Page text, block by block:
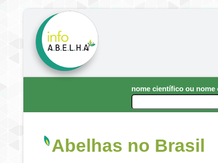
nome científico ou nome
Abelhas no Brasil